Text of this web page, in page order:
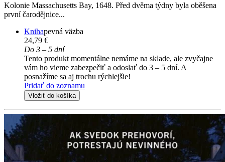
Kolonie Massachusetts Bay, 1648. Před dvěma týdny byla oběšena
první čarodějnice...
Knihapevná väzba
24,79 €
Do 3 – 5 dní
Tento produkt momentálne nemáme na sklade, ale zvyčajne
vám ho vieme zabezpečiť a odoslať do 3 – 5 dní. A
posnažíme sa aj trochu rýchlejšie!
Pridať do zoznamu
Vložiť do košíka